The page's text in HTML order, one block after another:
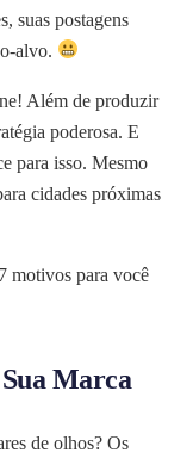
suas postagens
alvo.
Além de produzir
poderosa. E
para isso. Mesmo
cidades próximas
motivos para você
Marca
de olhos? Os